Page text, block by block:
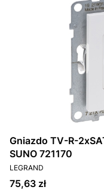
Gniazdo TV-R-
SUNO 721170
PRODUCENT
LEGRAND
Cena
75,63 zł